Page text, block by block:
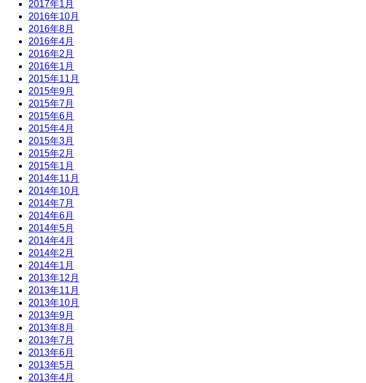
2017年1月
2016年10月
2016年8月
2016年4月
2016年2月
2016年1月
2015年11月
2015年9月
2015年7月
2015年6月
2015年4月
2015年3月
2015年2月
2015年1月
2014年11月
2014年10月
2014年7月
2014年6月
2014年5月
2014年4月
2014年2月
2014年1月
2013年12月
2013年11月
2013年10月
2013年9月
2013年8月
2013年7月
2013年6月
2013年5月
2013年4月